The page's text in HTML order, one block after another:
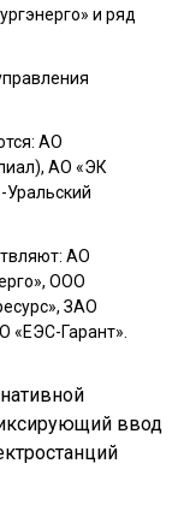
и ряд
АО
АО «ЭК
АО
ООО
ЗАО
«ЕЭС-Гарант».
ввод